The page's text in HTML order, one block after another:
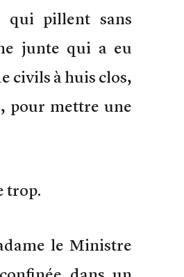
qui pillent sans
junte qui a eu
civils à huis clos,
pour mettre une
trop.
le Ministre